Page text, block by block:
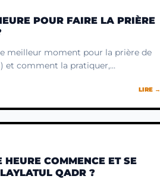
POUR FAIRE LA PRIÈRE
meilleur moment pour la prière de
et comment la pratiquer,
LIRE →
HEURE COMMENCE ET SE
QADR ?